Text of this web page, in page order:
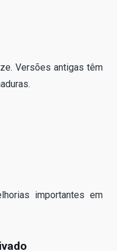
Versões antigas têm
importantes em